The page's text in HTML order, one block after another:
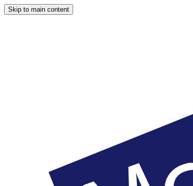
Skip to main content